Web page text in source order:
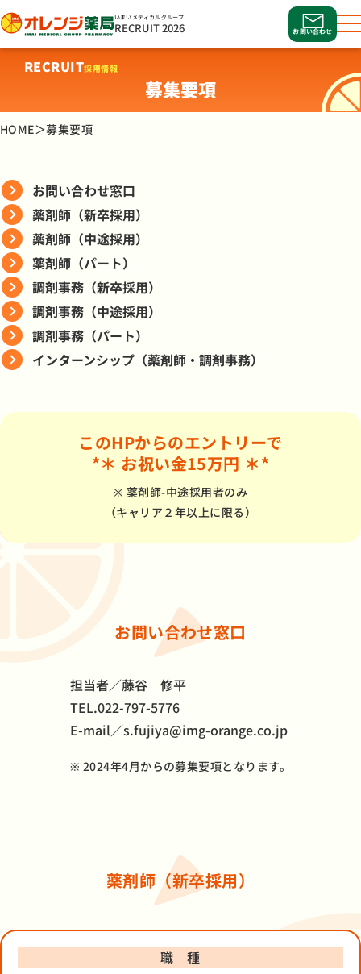
いまいメディカルグループ
RECRUIT2026 お問い合わせ メ
ニ
ュ
ー
を
RECRUIT採用情報
募集要項
HOME＞募集要項
お問い合わせ窓口
薬剤師（新卒採用）
薬剤師（中途採用）
薬剤師（パート）
調剤事務（新卒採用）
調剤事務（中途採用）
調剤事務（パート）
インターンシップ（薬剤師・調剤事務）
このHPからのエントリーで
*＊ お祝い金15万円 ＊*
※ 薬剤師-中途採用者のみ
（キャリア２年以上に限る）
お問い合わせ窓口
担当者／藤谷 修平
TEL.022-797-5776
E-mail／s.fujiya@img-orange.co.jp
※ 2024年4月からの募集要項となります。
薬剤師（新卒採用）
職 種